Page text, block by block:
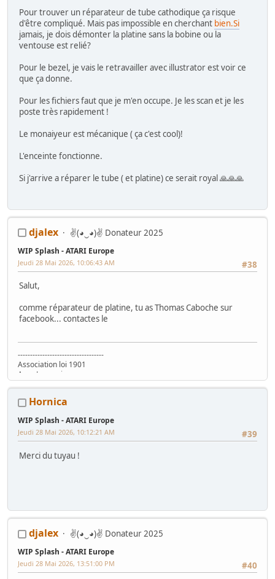
Pour trouver un réparateur de tube cathodique ça risque
d'être compliqué. Mais pas impossible en cherchant bien.Si
jamais, je dois démonter la platine sans la bobine ou la
ventouse est relié?
Pour le bezel, je vais le retravailler avec illustrator est voir ce
que ça donne.
Pour les fichiers faut que je m'en occupe. Je les scan et je les
poste très rapidement !
Le monaiyeur est mécanique ( ça c'est cool)!
L'enceinte fonctionne.
Si j'arrive a réparer le tube ( et platine) ce serait royal 🙏🙏🙏
djalex ✌(◕‿◕)✌ Donateur 2025
WIP Splash - ATARI Europe
#38
Jeudi 28 Mai 2026, 10:06:43 AM
Salut,
comme réparateur de platine, tu as Thomas Caboche sur
facebook... contactes le
-----------------------------------
Association loi 1901
Asso Lyonnaise
www.ARCADEINTHEBOX.com
Hornica
WIP Splash - ATARI Europe
#39
Jeudi 28 Mai 2026, 10:12:21 AM
Merci du tuyau !
djalex ✌(◕‿◕)✌ Donateur 2025
WIP Splash - ATARI Europe
#40
Jeudi 28 Mai 2026, 13:51:00 PM